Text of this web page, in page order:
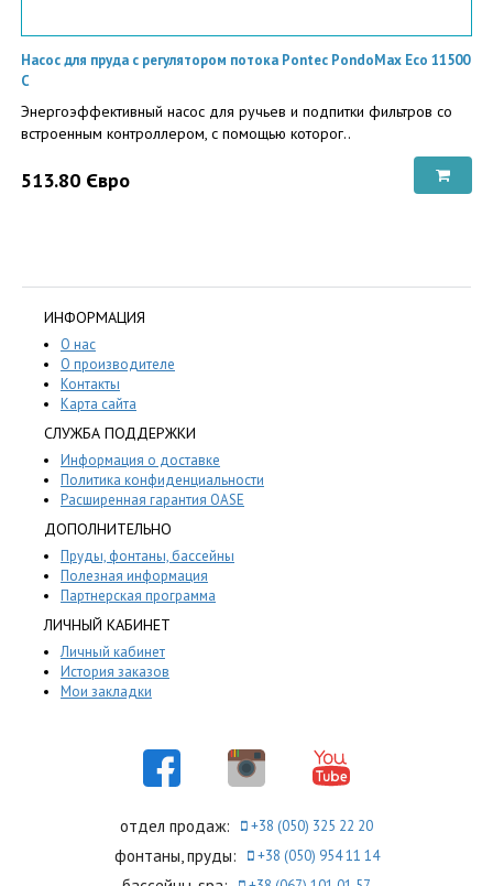
Насос для пруда с регулятором потока Pontec PondoMax Eco 11500
C
Энергоэффективный насос для ручьев и подпитки фильтров со
встроенным контроллером, с помощью которог..
513.80 Євро
ИНФОРМАЦИЯ
О нас
О производителе
Контакты
Карта сайта
СЛУЖБА ПОДДЕРЖКИ
Информация о доставке
Политика конфиденциальности
Расширенная гарантия OASE
ДОПОЛНИТЕЛЬНО
Пруды, фонтаны, бассейны
Полезная информация
Партнерская программа
ЛИЧНЫЙ КАБИНЕТ
Личный кабинет
История заказов
Мои закладки
отдел продаж: +38 (050) 325 22 20
фонтаны, пруды: +38 (050) 954 11 14